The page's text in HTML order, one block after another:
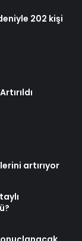
202 kişi
artırıyor